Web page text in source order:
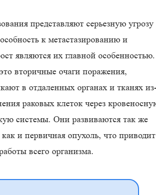
представляют серьезную угрозу
к метастазированию и
являются их главной особенностью.
вторичные очаги поражения,
в отдаленных органах и тканях
раковых клеток через
системы. Они развиваются так же
и первичная опухоль, что приводит
всего организма.